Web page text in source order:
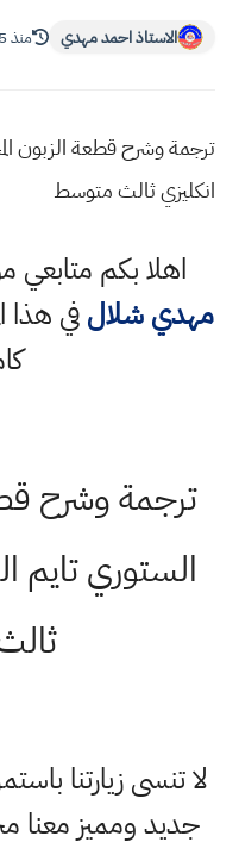
الاستاذ احمد مهدي منذ 5 سنة
ترجمة وشرح قطعة الزبون
انكليزي ثالث متوسط
اهلا بكم متابعي
مهدي شلالفي
ترجمة وشرح
الستوري تايم
لا تنسى زيارتنا
جديد ومميز معنا